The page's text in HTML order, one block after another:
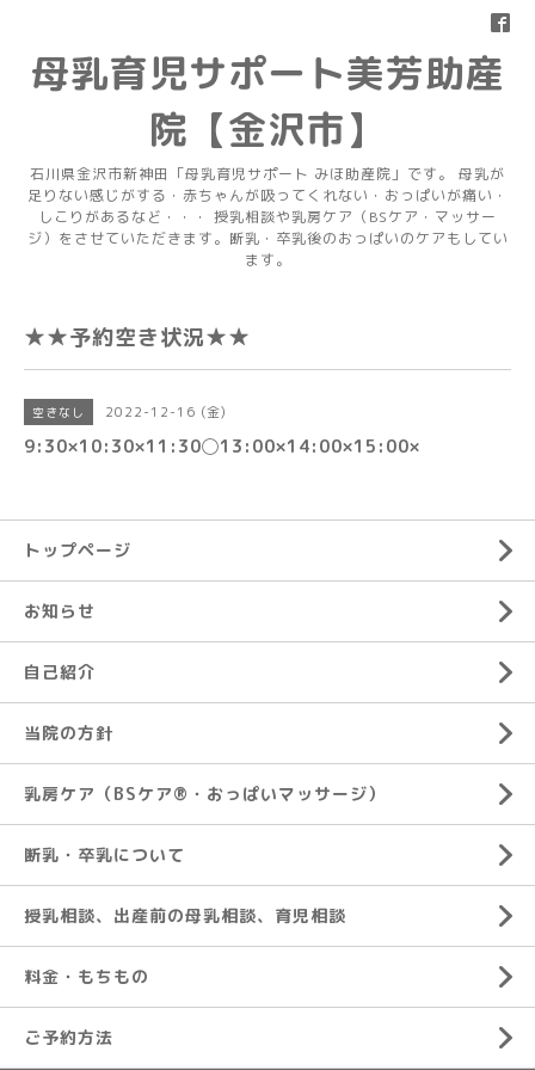
母乳育児サポート美芳助産
院【金沢市】
石川県金沢市新神田「母乳育児サポート みほ助産院」です。 母乳が
足りない感じがする・赤ちゃんが吸ってくれない・おっぱいが痛い・
しこりがあるなど・・・ 授乳相談や乳房ケア（BSケア・マッサー
ジ）をさせていただきます。断乳・卒乳後のおっぱいのケアもしてい
ます。
★★予約空き状況★★
空きなし 2022-12-16 (金)
9:30×10:30×11:30◯13:00×14:00×15:00×
トップページ
お知らせ
自己紹介
当院の方針
乳房ケア（BSケア®︎・おっぱいマッサージ）
断乳・卒乳について
授乳相談、出産前の母乳相談、育児相談
料金・もちもの
ご予約方法